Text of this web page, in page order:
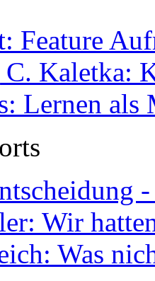
Feature
Kaletka:
Lernen als
Wir
Was